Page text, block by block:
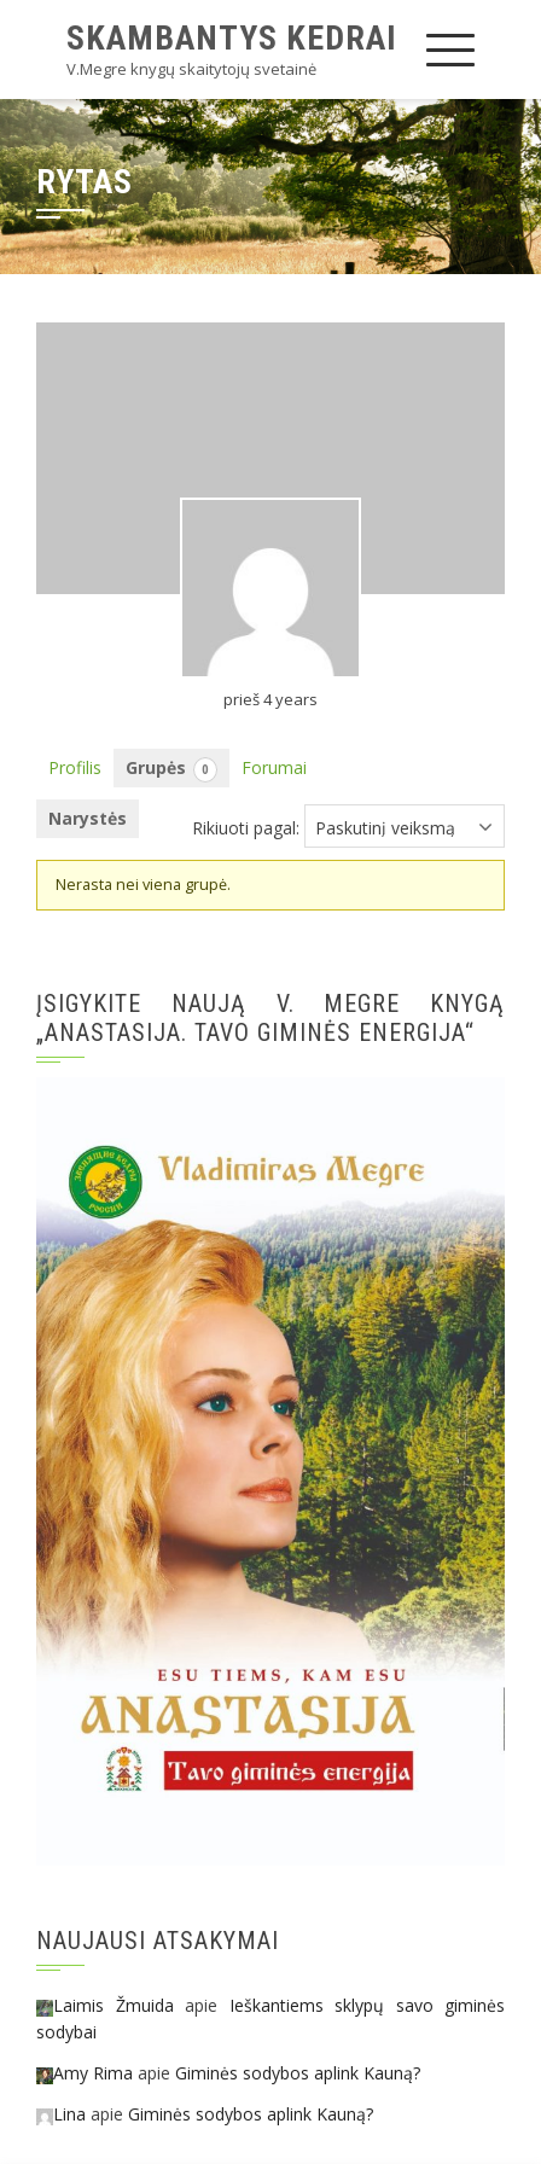
SKAMBANTYS KEDRAI
V.Megre knygų skaitytojų svetainė
RYTAS
prieš 4 years
Profilis Grupės 0 Forumai
Narystės Rikiuoti pagal:
Member's
groups
Nerasta nei viena grupė.
ĮSIGYKITE NAUJĄ V. MEGRE KNYGĄ
„ANASTASIJA. TAVO GIMINĖS ENERGIJA“
NAUJAUSI ATSAKYMAI
Laimis Žmuida apie Ieškantiems sklypų savo giminės
sodybai
Amy Rima apie Giminės sodybos aplink Kauną?
Lina apie Giminės sodybos aplink Kauną?